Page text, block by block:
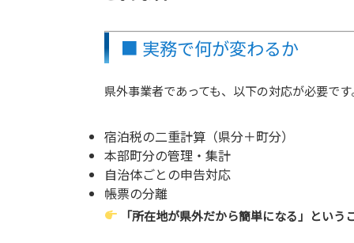
■ 実務で何が変わるか
県外事業者であっても、以下の対応が必要です
宿泊税の二重計算（県分＋町分）
本部町分の管理・集計
自治体ごとの申告対応
帳票の分離
「所在地が県外だから簡単になる」という